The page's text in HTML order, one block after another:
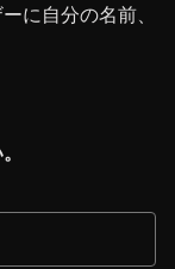
に自分の名前、